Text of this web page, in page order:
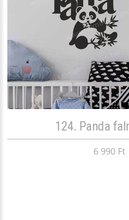
124. Panda
6 990 Ft